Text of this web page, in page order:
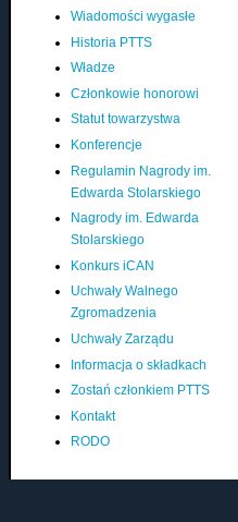
Wiadomości wygasłe
Historia PTTS
Władze
Członkowie honorowi
Statut towarzystwa
Konferencje
Regulamin Nagrody im.
Edwarda Stolarskiego
Nagrody im. Edwarda
Stolarskiego
Konkurs iCAN
Uchwały Walnego
Zgromadzenia
Uchwały Zarządu
Informacja o składkach
Zostań członkiem PTTS
Kontakt
RODO